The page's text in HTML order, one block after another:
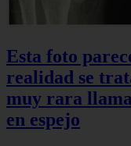
Esta foto
realidad se
muy rara
en espejo